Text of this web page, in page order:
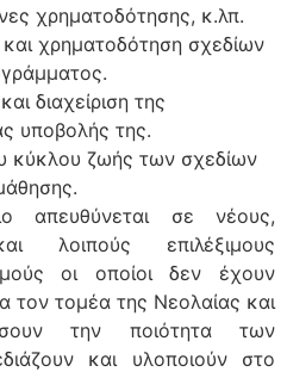
χρηματοδότησης, κ.λπ.
χρηματοδότηση σχεδίων
διαχείριση της
υποβολής της.
κύκλου ζωής των σχεδίων
απευθύνεται σε νέους,
λοιπούς επιλέξιμους
οι οποίοι δεν έχουν
τον τομέα της Νεολαίας και
την ποιότητα των
και υλοποιούν στο